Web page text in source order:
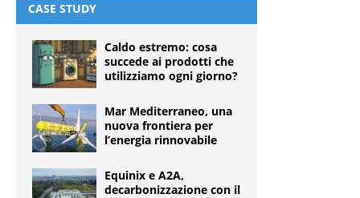
CASE STUDY
Caldo estremo: cosa
succede ai prodotti che
utilizziamo ogni giorno?
Mar Mediterraneo, una
nuova frontiera per
l’energia rinnovabile
Equinix e A2A,
decarbonizzazione con il